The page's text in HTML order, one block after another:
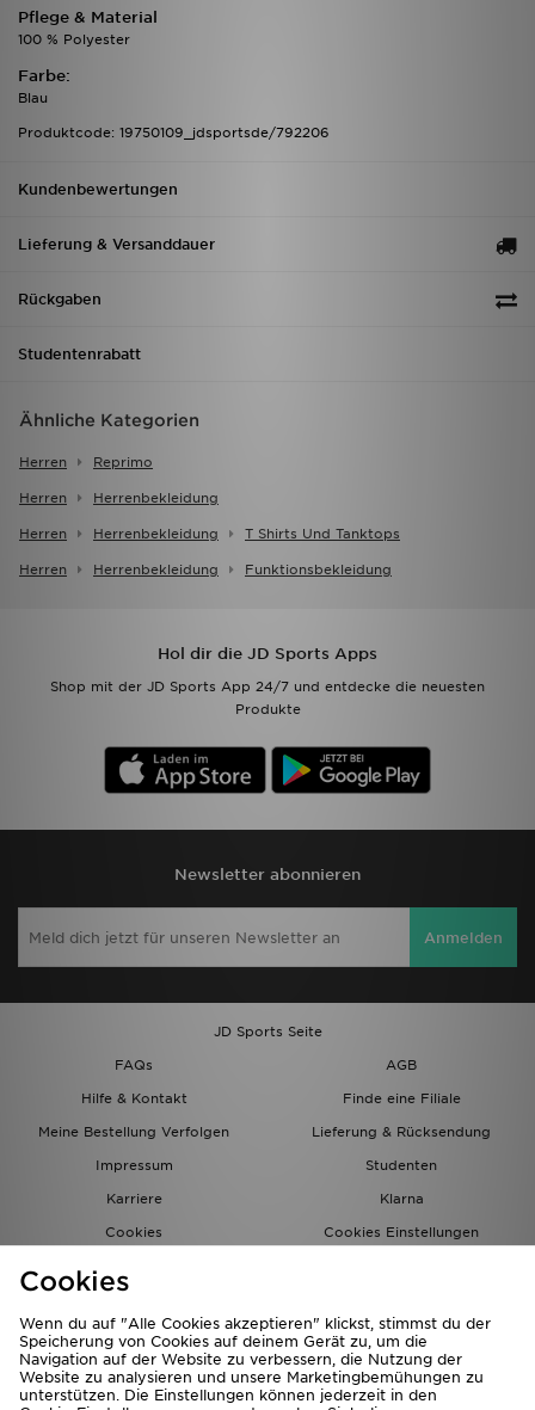
Pflege & Material
100 % Polyester
Farbe:
Blau
Produktcode: 19750109_jdsportsde/792206
Kundenbewertungen
Lieferung & Versanddauer
Rückgaben
Studentenrabatt
Ähnliche Kategorien
Herren Reprimo
Herren Herrenbekleidung
Herren Herrenbekleidung T Shirts Und Tanktops
Herren Herrenbekleidung Funktionsbekleidung
Hol dir die JD Sports Apps
Shop mit der JD Sports App 24/7 und entdecke die neuesten
Produkte
Newsletter abonnieren
Anmelden
JD Sports Seite
FAQs
AGB
Hilfe & Kontakt
Finde eine Filiale
Meine Bestellung Verfolgen
Lieferung & Rücksendung
Impressum
Studenten
Karriere
Klarna
Cookies
Cookies Einstellungen
Cookies
Wenn du auf "Alle Cookies akzeptieren" klickst, stimmst du der
Speicherung von Cookies auf deinem Gerät zu, um die
Navigation auf der Website zu verbessern, die Nutzung der
Website zu analysieren und unsere Marketingbemühungen zu
unterstützen. Die Einstellungen können jederzeit in den